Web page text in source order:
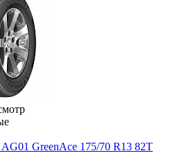
GreenAce 175/70 R13 82T